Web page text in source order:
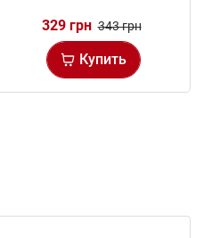
329 грн 343 грн
Купить